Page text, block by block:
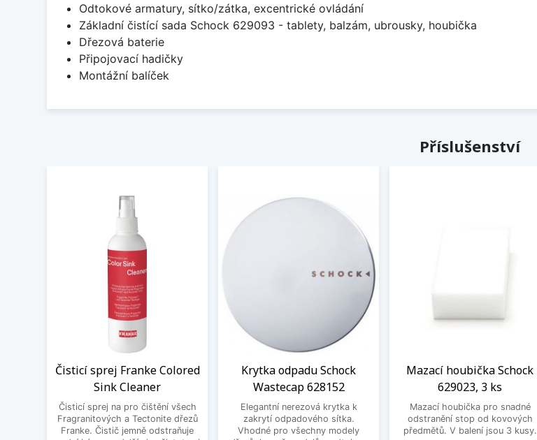
Odtokové armatury, sítko/zátka, excentrické ovládání
Základní čistící sada Schock 629093 - tablety, balzám, ubrousky, houbička
Dřezová baterie
Připojovací hadičky
Montážní balíček
Příslušenství
Čisticí sprej Franke Colored
Sink Cleaner
Čisticí sprej na pro čištění všech
Fragranitových a Tectonite dřezů
Franke. Čistič jemně odstraňuje
Krytka odpadu Schock
Wastecap 628152
Elegantní nerezová krytka k
zakrytí odpadového sítka.
Vhodné pro všechny modely
Mazací houbička Schock
629023, 3 ks
Mazací houbička pro snadné
odstranění stop od kovových
předmětů. V balení jsou 3 kusy.